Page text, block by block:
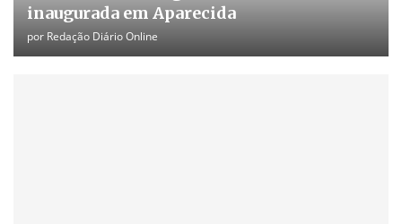
inaugurada em Aparecida
por Redação Diário Online